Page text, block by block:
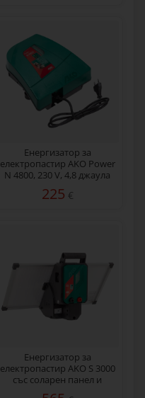
Енергизатор за
електропастир AKO Power
N 4800, 230 V, 4,8 джаула
225 €
Енергизатор за
електропастир AKO S 3000
със соларен панел и